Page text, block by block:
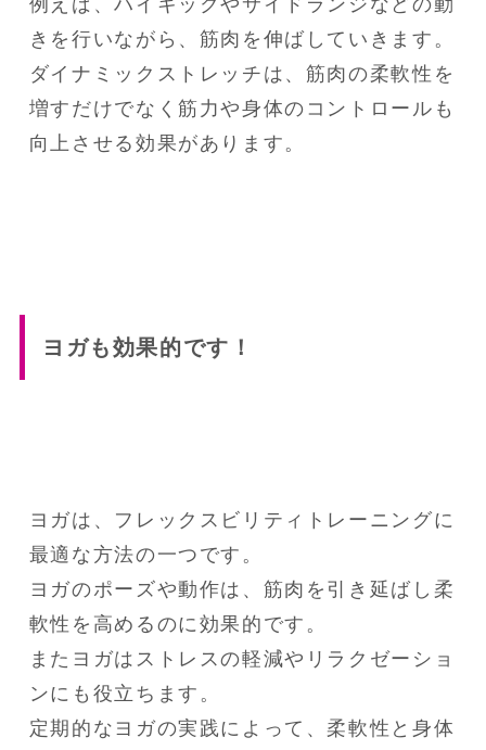
例えば、ハイキックやサイドランジなどの動
きを行いながら、筋肉を伸ばしていきます。
ダイナミックストレッチは、筋肉の柔軟性を
増すだけでなく筋力や身体のコントロールも
向上させる効果があります。
ヨガも効果的です！
ヨガは、フレックスビリティトレーニングに
最適な方法の一つです。
ヨガのポーズや動作は、筋肉を引き延ばし柔
軟性を高めるのに効果的です。
またヨガはストレスの軽減やリラクゼーショ
ンにも役立ちます。
定期的なヨガの実践によって、柔軟性と身体